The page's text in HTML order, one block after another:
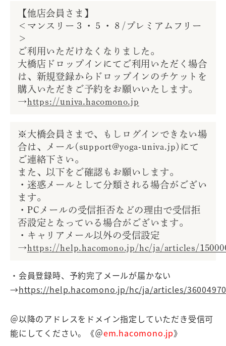
【他店会員さま】
＜マンスリー３・５・８/プレミアムフリー
＞
ご利用いただけなくなりました。
大橋店ドロップインにてご利用いただく場合
は、新規登録からドロップインのチケットを
購入いただきご予約をお願いいたします。
→https://univa.hacomono.jp
※大橋会員さまで、もしログインできない場
合は、メール(support@yoga-univa.jp)にて
ご連絡下さい。
また、以下をご確認もお願いします。
・迷惑メールとして分類される場合がござい
ます。
・PCメールの受信拒否などの理由で受信拒
否設定となっている場合がございます。
・キャリアメール以外の受信設定
→https://help.hacomono.jp/hc/ja/articles/
・会員登録時、予約完了メールが届かない
→https://help.hacomono.jp/hc/ja/articles/
＠以降のアドレスをドメイン指定していただき受信可
能にしてください。《＠em.hacomono.jp》